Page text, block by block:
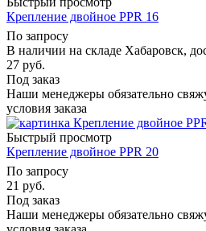
Крепление двойное PPR 16
По запросу
В наличии на складе Хабаровск,
27 руб.
Под заказ
Наши менеджеры обязательно
условия заказа
Быстрый просмотр
Крепление двойное PPR 20
По запросу
21 руб.
Под заказ
Наши менеджеры обязательно